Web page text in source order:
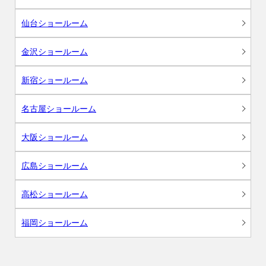
仙台ショールーム
金沢ショールーム
新宿ショールーム
名古屋ショールーム
大阪ショールーム
広島ショールーム
高松ショールーム
福岡ショールーム